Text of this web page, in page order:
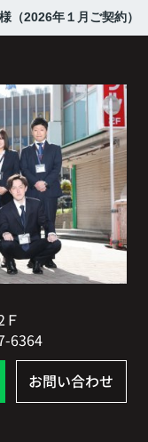
（2026年１月ご契約）
6364
お問い合わせ